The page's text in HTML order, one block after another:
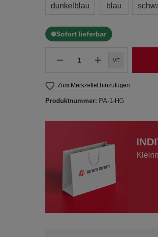
dunkelblau blau
Sofort lieferbar
VE
Zum Merkzettel hinzufügen
Produktnummer: PA-1-HG